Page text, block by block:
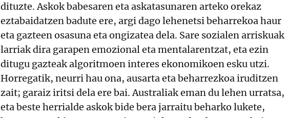
dituzte. Askok babesaren eta askatasunaren arteko orekaz
eztabaidatzen badute ere, argi dago lehenetsi beharrekoa haur
eta gazteen osasuna eta ongizatea dela. Sare sozialen arriskuak
larriak dira garapen emozional eta mentalarentzat, eta ezin
ditugu gazteak algoritmoen interes ekonomikoen esku utzi.
Horregatik, neurri hau ona, ausarta eta beharrezkoa iruditzen
zait; garaiz iritsi dela ere bai. Australiak eman du lehen urratsa,
eta beste herrialde askok bide bera jarraitu beharko lukete,